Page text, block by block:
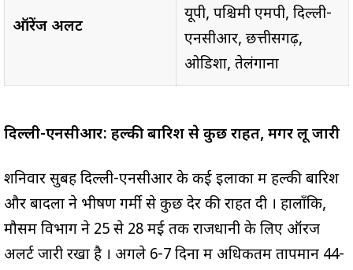
ऑरेंज अलर्ट
यूपी, पश्चिमी एमपी, दिल्ली-
एनसीआर, छत्तीसगढ़,
ओडिशा, तेलंगाना
दिल्ली-एनसीआर: हल्की बारिश से कुछ राहत, मगर लू जारी
शनिवार सुबह दिल्ली-एनसीआर के कई इलाकों में हल्की बारिश
और बादलों ने भीषण गर्मी से कुछ देर की राहत दी । हालाँकि,
मौसम विभाग ने 25 से 28 मई तक राजधानी के लिए ऑरेंज
अलर्ट जारी रखा है । अगले 6-7 दिनों में अधिकतम तापमान 44-